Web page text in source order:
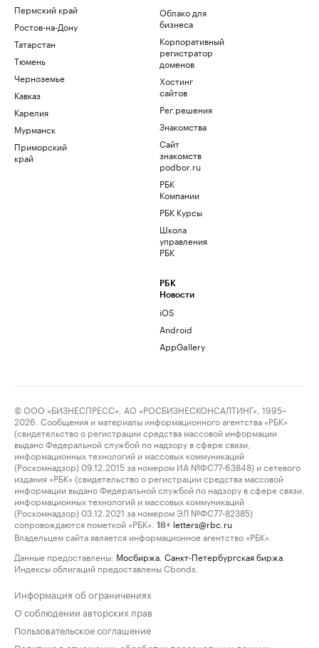
Пермский край
Ростов-на-Дону
Татарстан
Тюмень
Черноземье
Кавказ
Карелия
Мурманск
Приморский
край
Облако для
бизнеса
Корпоративный
регистратор
доменов
Хостинг
сайтов
Рег.решения
Знакомства
Сайт
знакомств
podbor.ru
РБК
Компании
РБК Курсы
Школа
управления
РБК
РБК
Новости
iOS
Android
AppGallery
© ООО «БИЗНЕСПРЕСС», АО «РОСБИЗНЕСКОНСАЛТИНГ», 1995–
2026. Сообщения и материалы информационного агентства «РБК»
(свидетельство о регистрации средства массовой информации
выдано Федеральной службой по надзору в сфере связи,
информационных технологий и массовых коммуникаций
(Роскомнадзор) 09.12.2015 за номером ИА №ФС77-63848) и сетевого
издания «РБК» (свидетельство о регистрации средства массовой
информации выдано Федеральной службой по надзору в сфере связи,
информационных технологий и массовых коммуникаций
(Роскомнадзор) 03.12.2021 за номером ЭЛ №ФС77-82385)
сопровождаются пометкой «РБК».
18+ letters@rbc.ru
Владельцем сайта является информационное агентство «РБК».
Данные предоставлены: Мосбиржа Санкт-Петербургская биржа
Индексы облигаций предоставлены Cbonds.
Информация об ограничениях
О соблюдении авторских прав
Пользовательское соглашение